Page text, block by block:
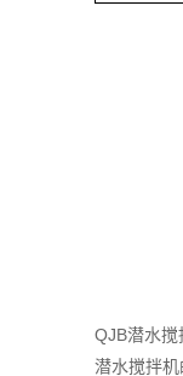
QJB潜水
潜水搅拌